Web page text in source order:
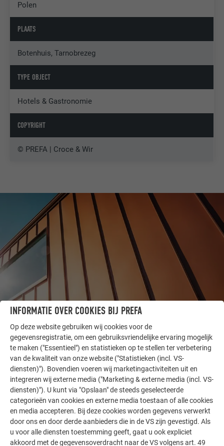
Polen
PLAATS
Botenhuis, Tarnobrezeg
TYPE OBJECT
Hotels & Gastronomie
COPYRIGHT
© PREFA | Croce & Wir
LAAT U INSPIREREN
ANDERE OBJECTEN
De PREFA referentiegallerij laat zien hoe veelzijdig
aluminium kan worden toegepast. Ontdek meer
indrukwekkende projecten met de duurzame PREFA
aluminiumoplossingen voor dak, zonne-energie en
gevel.
MEER REFERENTIES BEKIJKEN
INFORMATIE OVER COOKIES BIJ PREFA
Op deze website gebruiken wij cookies voor de
gegevensregistratie, om een gebruiksvriendelijke ervaring mogelijk
te maken ("Essentieel") en statistieken op te stellen ter verbetering
van de kwaliteit van onze website ("Statistieken (incl. VS-
diensten)"). Bovendien voeren wij marketingactiviteiten uit en
integreren wij externe media ("Marketing & externe media (incl. VS-
diensten)"). U kunt via "Opslaan" de steeds geselecteerde
categorieën van cookies en externe media toestaan of alle cookies
en media accepteren. Bij deze cookies worden gegevens verwerkt
door ons en door derde aanbieders die in de VS zijn gevestigd. Als
u voor alle diensten toestemming geeft, gaat u ook expliciet
akkoord met de gegevensoverdracht naar de VS volgens art. 49